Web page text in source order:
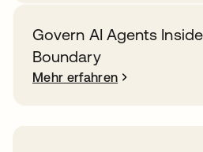
Govern AI Agents
Boundary
Mehr erfahren